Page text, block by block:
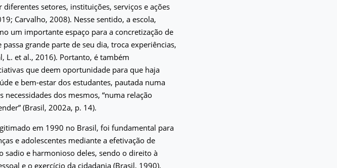
setores, instituições, serviços e ações
Carvalho, 2008). Nesse sentido, a escola,
um importante espaço para a concretização de
grande parte de seu dia, troca experiências,
L. et al., 2016). Portanto, é também
que deem oportunidade para que haja
e bem-estar dos estudantes, pautada numa
dos mesmos, “numa relação
(Brasil, 2002a, p. 14).
em 1990 no Brasil, foi fundamental para
e adolescentes mediante a efetivação de
e harmonioso deles, sendo o direito à
e o exercício da cidadania (Brasil, 1990).